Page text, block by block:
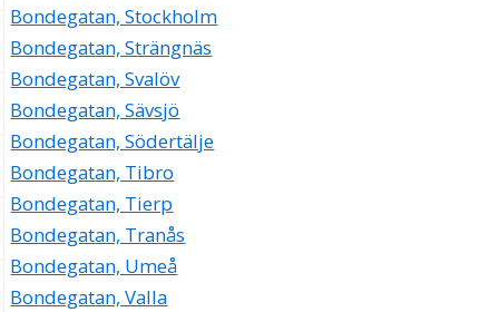
Bondegatan, Stockholm
Bondegatan, Strängnäs
Bondegatan, Svalöv
Bondegatan, Sävsjö
Bondegatan, Södertälje
Bondegatan, Tibro
Bondegatan, Tierp
Bondegatan, Tranås
Bondegatan, Umeå
Bondegatan, Valla